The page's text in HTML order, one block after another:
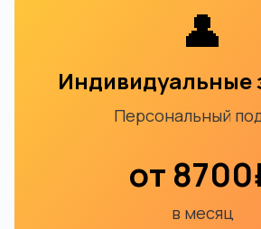
👤
Индивидуальные
Персональный
от
в месяц